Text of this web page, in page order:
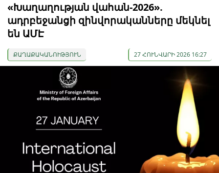
«Խաղաղության վահան-2026».
ադրբեջանցի զինվորականները մեկնել
են ԱՄԷ
ՔԱՂԱՔԱԿԱՆՈՒԹՅՈՒՆ 27 ՀՈՒՆՎԱՐԻ 2026 16:27